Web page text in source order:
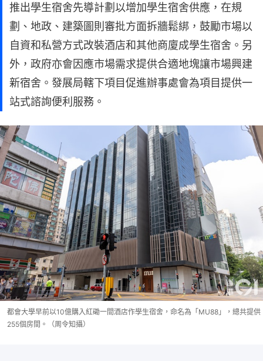
推出學生宿舍先導計劃以增加學生宿舍供應，在規
劃、地政、建築圖則審批方面拆牆鬆綁，鼓勵市場以
自資和私營方式改裝酒店和其他商廈成學生宿舍。另
外，政府亦會因應市場需求提供合適地塊讓市場興建
新宿舍。發展局轄下項目促進辦事處會為項目提供一
站式諮詢便利服務。
都會大學早前以10億購入紅磡一間酒店作學生宿舍，命名為「MU88」，總共提供
255個房間。（周令知攝）